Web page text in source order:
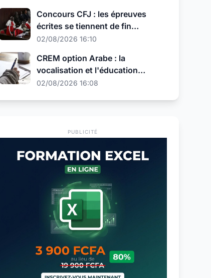
Concours CFJ : les épreuves
écrites se tiennent de fin
septembre à début octobre
02/08/2026 16:10
CREM option Arabe : la
vocalisation et l'éducation
religieuse au programme de la
02/08/2026 16:08
PUBLICITÉ